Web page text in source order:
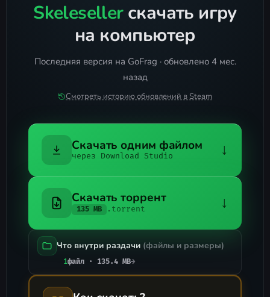
Skelesellerскачать игру
на компьютер
Последняя версия на GoFrag · обновлено 4 мес.
назад
Смотреть историю обновлений в Steam
Скачать одним файлом
через Download Studio ↓
Скачать торрент
135 MB .torrent ↓
Что внутри раздачи (файлы и размеры)
1файл · 135.4 MB→